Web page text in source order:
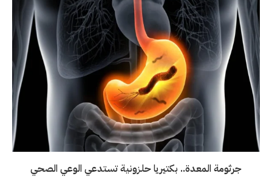
جرثومة المعدة.. بكتيريا حلزونية تستدعي الوعي الصحي